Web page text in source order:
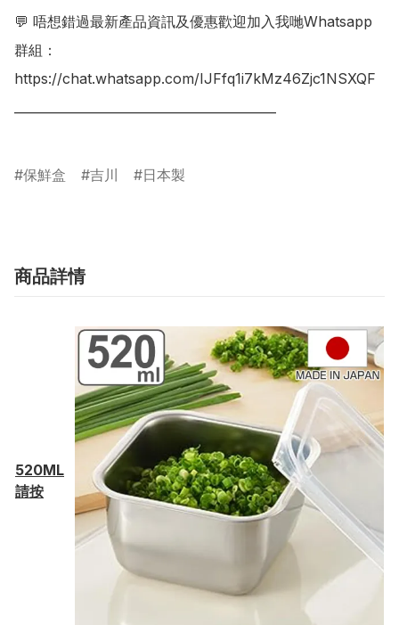
💬 唔想錯過最新產品資訊及優惠歡迎加入我哋Whatsapp
群組：
https://chat.whatsapp.com/IJFfq1i7kMz46Zjc1NSXQF
保鮮盒 吉川 日本製
商品詳情
520ML
請按